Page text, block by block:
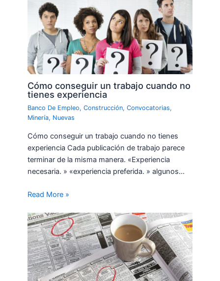
Cómo conseguir un trabajo cuando no
tienes experiencia
Banco De Empleo,Construcción,Convocatorias,
Minería, Nuevas
Cómo conseguir un trabajo cuando no tienes
experiencia Cada publicación de trabajo parece
terminar de la misma manera. «Experiencia
necesaria. » «experiencia preferida. » algunos…
Read More »